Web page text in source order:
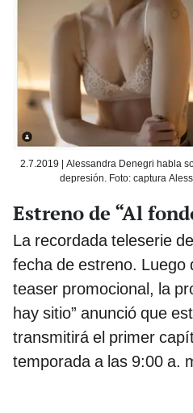
2.7.2019 | Alessandra Denegri habla
depresión. Foto: captura
Estreno de “Al
La recordada teleserie
fecha de estreno. Luego
teaser promocional, la
hay sitio” anunció que
transmitirá el primer
temporada a las 9:00 a.